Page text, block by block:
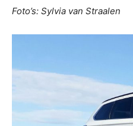
Foto’s: Sylvia van Straalen